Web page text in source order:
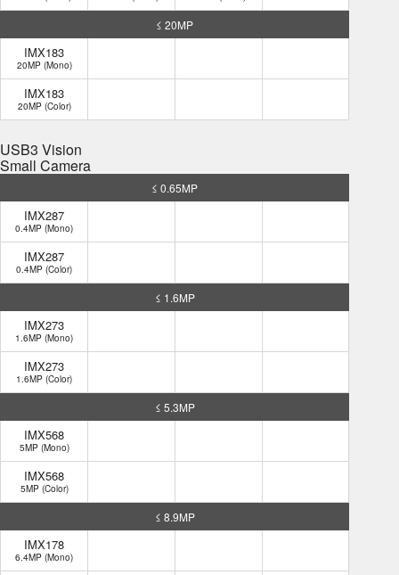
≤ 20MP
IMX183
20MP (Mono)
IMX183
20MP (Color)
USB3 Vision
Small Camera
≤ 0.65MP
IMX287
0.4MP (Mono)
IMX287
0.4MP (Color)
≤ 1.6MP
IMX273
1.6MP (Mono)
IMX273
1.6MP (Color)
≤ 5.3MP
IMX568
5MP (Mono)
IMX568
5MP (Color)
≤ 8.9MP
IMX178
6.4MP (Mono)